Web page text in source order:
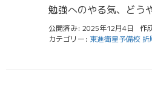
公開済み: 2025年12月4日 作
カテゴリー: 東進衛星予備校